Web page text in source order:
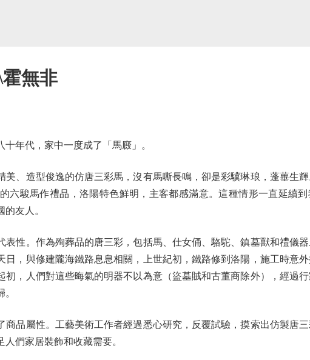
無非
代，家中一度成了「馬廄」。
造型俊逸的仿唐三彩馬，沒有馬嘶長鳴，卻是彩驥琳琅，蓬蓽生輝
六駿馬作禮品，洛陽特色鮮明，主客都感滿意。這種情形一直延續到
友人。
。作為殉葬品的唐三彩，包括馬、仕女俑、駱駝、鎮墓獸和禮儀器
日，與修建隴海鐵路息息相關，上世紀初，鐵路修到洛陽，施工時意
初，人們對這些晦氣的明器不以為意（盜墓賊和古董商除外），經過
屬性。工藝美術工作者經過悉心研究，反覆試驗，摸索出仿製唐三
們家居裝飾和收藏需要。